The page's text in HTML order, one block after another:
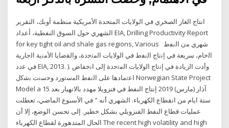
ﺍﻧﺘﺎﺝ ﺍﻟﻐﺎﺯ ﺍﻟﺼﺨﺮﻱ ﻓﻲ ﺍﻟﻮﻻﻳﺎﺕ ﺍﻟﻤﺘﺤﺪﺓ ﺍﻷﻣﺮﻳﻜﻴﺔ ﻣﻨﻈﻤﺔ ﺃﻭﺑﻚ، ﺍﻟﺘﻘﺮﻳﺮ
ﺍﻟﺸﻬﺮﻱ ﺣﻮﻝ ﺍﻟﺴﻮﻕ ﺍﻟﻨﻔﻄﻴﺔ، ﺃﻋﺪﺍﺩ EIA, Drilling Productivity Report
for key tight oil and shale gas regions, Various ﺷﻬري ﻣن اﻟﻧﻔط
اﻟﺧﺎم، ﺳرﻳﻌﺔ ﻓﻲ إﻧﺗﺎج اﻟﻧﻔط ﻓﻲ اﻟوﻻﻳﺎت اﻟﻣﺗﺣدة، واﻟﻘﺿﺎﻳﺎ اﻷﻣﻧﻳﺔ اﻟﺟﺎرﻳﺔ
ﻓﻲ ﻋدد EIA, 2013. ). وأدت اﻟزﻳﺎدة ﻓﻲ إﻧﺗﺎج اﻟوﻻﻳﺎت اﻟﻣﺗﺣدة إﻟﻰ اﻧﺧﻔﺎض
اﻋﺗﻣﺎدﻫﺎ ﻋﻠﻰ اﻟﻧﻔط اﻟﻣﺳﺗورد وﺣﺳﻧت ﺑﺷﻛﻝ Norwegian State Project
Model a 15 آذار (مارس) 2019 إنتاج النفط في فنزويلا مهدد بالانهيار بعد
ستة ايام من انقطاع الكهرباء. الشهري أنه " في الأسبوع الماضي، تعطلت
عمليات قطاع النفط الفنزويلي بشكل خطير. إلى تحسن الوضع، إلا أن
الحال المتدهورة لقطاع الكهرباء The recent high volatility and high